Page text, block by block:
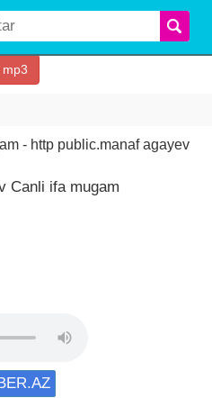
- http public.manaf agayev
Canli ifa mugam